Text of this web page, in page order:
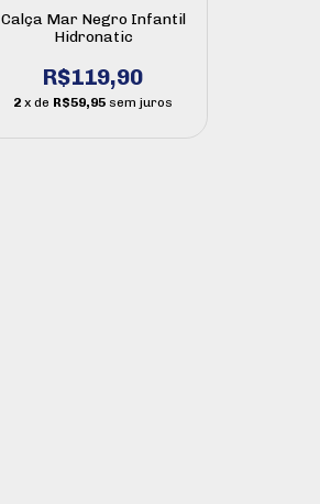
Calça Mar Negro Infantil
Hidronatic
R$119,90
2 x de R$59,95 sem juros